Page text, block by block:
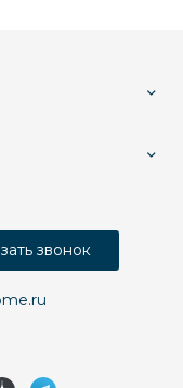
звонок